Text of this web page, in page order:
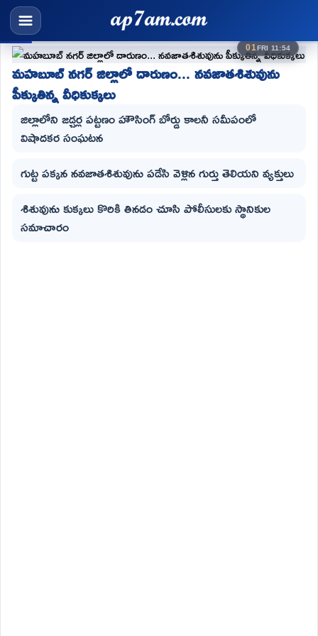
01FRI 11:54
మహబూబ్ నగర్ జిల్లాలో దారుణం... నవజాతశిశువును
పీక్కుతిన్న వీధికుక్కలు
జిల్లాలోని జడ్చర్ల పట్టణం హౌసింగ్ బోర్డు కాలనీ సమీపంలో
విషాదకర సంఘటన
గుట్ట పక్కన నవజాతశిశువును పడేసి వెళ్లిన గుర్తు తెలియని వ్యక్తులు
శిశువును కుక్కలు కొరికి తినడం చూసి పోలీసులకు స్థానికుల
సమాచారం